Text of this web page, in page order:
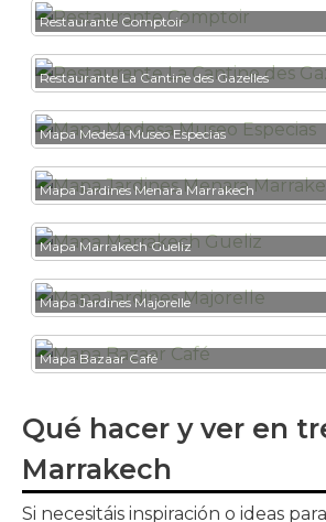
Restaurante Comptoir
Restaurante La Cantine des Gazelles
Mapa Medesa Museo Especias
Mapa Jardines Menara Marrakech
Mapa Marrakech Gueliz
Mapa Jardines Majorelle
Mapa Bazaar Café
Qué hacer y ver en
Marrakech
Si necesitáis inspiración o ideas